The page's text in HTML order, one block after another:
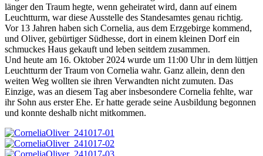
länger den Traum hegte, wenn geheiratet wird, dann auf einem
Leuchtturm, war diese Ausstelle des Standesamtes genau richtig.
Vor 13 Jahren haben sich Cornelia, aus dem Erzgebirge kommend,
und Oliver, gebürtiger Südhesse, dort in einem kleinen Dorf ein
schmuckes Haus gekauft und leben seitdem zusammen.
Und heute am 16. Oktober 2024 wurde um 11:00 Uhr in dem lüttjen
Leuchtturm der Traum von Cornelia wahr. Ganz allein, denn den
weiten Weg wollten sie ihren Verwandten nicht zumuten. Das
Einzige, was an diesem Tag aber insbesondere Cornelia fehlte, war
ihr Sohn aus erster Ehe. Er hatte gerade seine Ausbildung begonnen
und konnte deshalb nicht mitkommen.